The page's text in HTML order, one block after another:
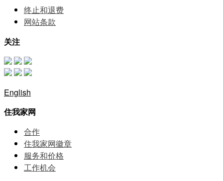
终止和退费
网站条款
关注
English
住我家网
合作
住我家网徽章
服务和价格
⼯作机会